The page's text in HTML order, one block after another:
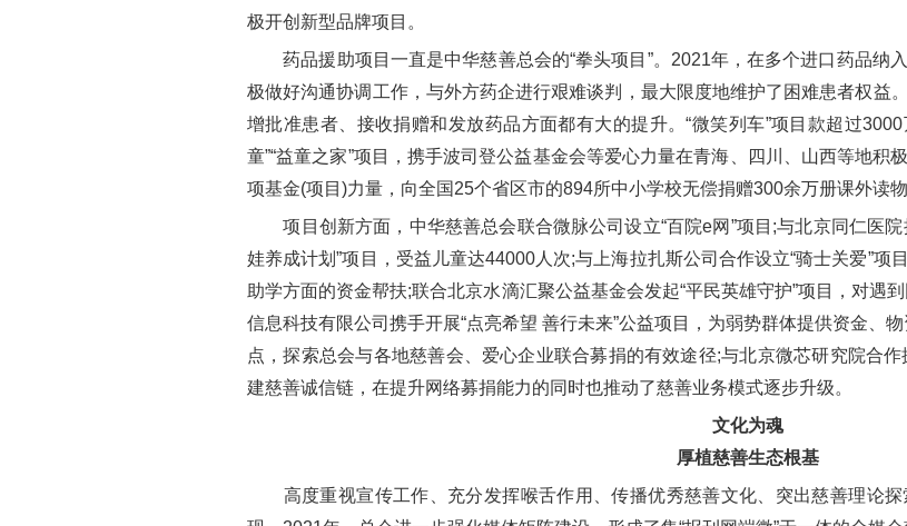
极开创新型品牌项目。
药品援助项目一直是中华慈善总会的“拳头项目”。2021年，在多个进口药品纳
极做好沟通协调工作，与外方药企进行艰难谈判，最大限度地维护了困难患者权益
增批准患者、接收捐赠和发放药品方面都有大的提升。“微笑列车”项目款超过
童”“益童之家”项目，携手波司登公益基金会等爱心力量在青海、四川、山西等地积
项基金(项目)力量，向全国25个省区市的894所中小学校无偿捐赠300余万册课外读
项目创新方面，中华慈善总会联合微脉公司设立“百院e网”项目;与北京同仁医院
娃养成计划”项目，受益儿童达44000人次;与上海拉扎斯公司合作设立“骑士关爱”项
助学方面的资金帮扶;联合北京水滴汇聚公益基金会发起“平民英雄守护”项目，对遇
信息科技有限公司携手开展“点亮希望 善行未来”公益项目，为弱势群体提供资金、
点，探索总会与各地慈善会、爱心企业联合募捐的有效途径;与北京微芯研究院合
建慈善诚信链，在提升网络募捐能力的同时也推动了慈善业务模式逐步升级。
文化为魂
厚植慈善生态根基
高度重视宣传工作、充分发挥喉舌作用、传播优秀慈善文化、突出慈善理论探